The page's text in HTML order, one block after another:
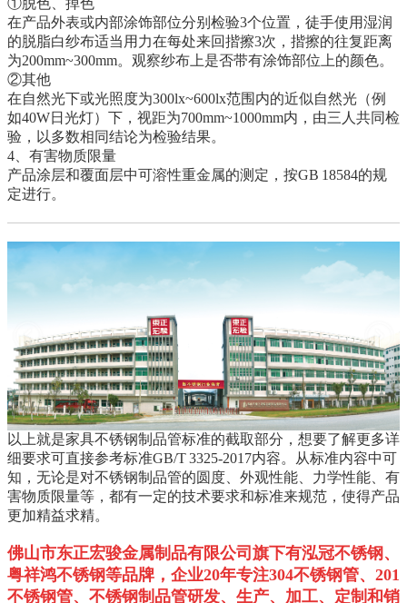
在产品外表或内部涂饰部位分别检验3个位置，徒手使用湿润
的脱脂白纱布适当用力在每处来回揩擦3次，揩擦的往复距离
为200mm~300mm。观察纱布上是否带有涂饰部位上的颜色。
②其他
在自然光下或光照度为300lx~600lx范围内的近似自然光（例
如40W日光灯）下，视距为700mm~1000mm内，由三人共同检
验，以多数相同结论为检验结果。
4、有害物质限量
产品涂层和覆面层中可溶性重金属的测定，按GB 18584的规
定进行。
以上就是家具不锈钢制品管标准的截取部分，想要了解更多详
细要求可直接参考标准GB/T 3325-2017内容。从标准内容中可
知，无论是对不锈钢制品管的圆度、外观性能、力学性能、有
害物质限量等，都有一定的技术要求和标准来规范，使得产品
更加精益求精。
佛山市东正宏骏金属制品有限公司旗下有泓冠不锈钢、
粤祥鸿不锈钢等品牌，企业20年专注304不锈钢管、 201
不锈钢管、不锈钢制品管研发、生产、加工、定制和销